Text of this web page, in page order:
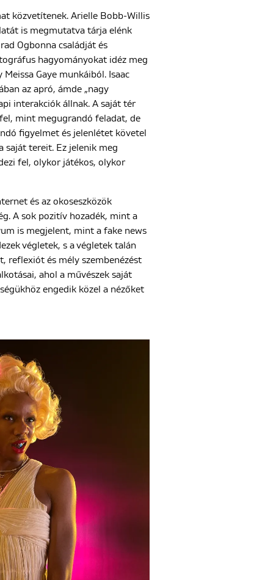
közvetítenek. Arielle Bobb-Willis
is megmutatva tárja elénk
Ogbonna családját és
hagyományokat idéz meg
Gaye munkáiból. Isaac
az apró, ámde „nagy
interakciók állnak. A saját tér
mint megugrandó feladat, de
figyelmet és jelenlétet követel
saját tereit. Ez jelenik meg
fel, olykor játékos, olykor
és az okoseszközök
A sok pozitív hozadék, mint a
is megjelent, mint a fake news
végletek, s a végletek talán
reflexiót és mély szembenézést
ahol a művészek saját
engedik közel a nézőket